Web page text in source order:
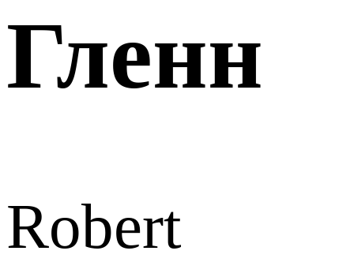
Гленн
Robert